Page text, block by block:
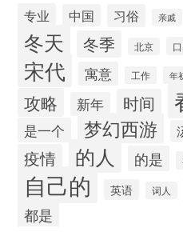
专业 中国 习俗 亲戚
冬天 冬季 北京
宋代 寓意 工作 年
攻略 新年 时间
是一个 梦幻西游
疫情 的人 的是
自己的 英语 词人
都是